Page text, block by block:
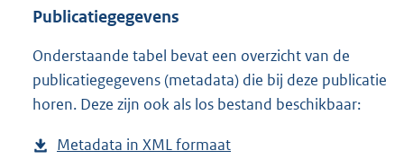
n
w
l
o
a
p
s
a
n
d
g
Publicatiegegevens
Onderstaande tabel bevat een overzicht van de
publicatiegegevens (metadata) die bij deze publicatie
horen. Deze zijn ook als los bestand beschikbaar:
Metadata in XML formaat